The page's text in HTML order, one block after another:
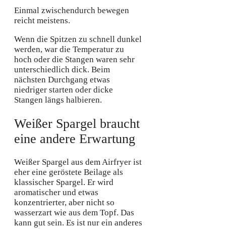
Einmal zwischendurch bewegen
reicht meistens.
Wenn die Spitzen zu schnell dunkel
werden, war die Temperatur zu
hoch oder die Stangen waren sehr
unterschiedlich dick. Beim
nächsten Durchgang etwas
niedriger starten oder dicke
Stangen längs halbieren.
Weißer Spargel braucht
eine andere Erwartung
Weißer Spargel aus dem Airfryer ist
eher eine geröstete Beilage als
klassischer Spargel. Er wird
aromatischer und etwas
konzentrierter, aber nicht so
wasserzart wie aus dem Topf. Das
kann gut sein. Es ist nur ein anderes